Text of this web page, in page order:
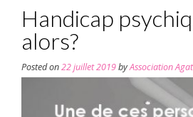
Handicap
alors?
Posted on22 juillet 2019byAssociation